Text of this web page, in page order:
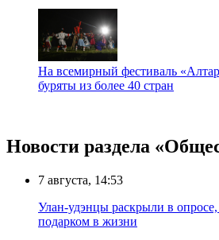
На всемирный фестиваль
буряты из более 40 стран
Новости раздела
7 августа, 14:53
Улан-удэнцы раскрыли в
подарком в жизни